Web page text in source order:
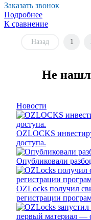
Заказать звонок
Подробнее
К сравнение
Назад 1
Не
Новости
OZLOCKS
доступа.
Опубликовали
OZLocks получил
регистрации